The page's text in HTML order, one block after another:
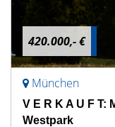
420.000,- €
München
V E R K A U F
Westpark